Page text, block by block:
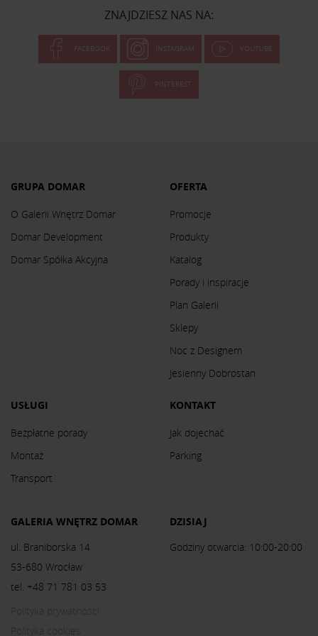
ZNAJDZIESZ NAS NA:
FACEBOOK INSTAGRAM YOUTUBE
PINTEREST
GRUPA DOMAR
O Galerii Wnętrz Domar
Domar Development
Domar Spółka Akcyjna
OFERTA
Promocje
Produkty
Katalog
Porady i inspiracje
Plan Galerii
Sklepy
Noc z Designem
Jesienny Dobrostan
USŁUGI
Bezpłatne porady
Montaż
Transport
KONTAKT
Jak dojechać
Parking
GALERIA WNĘTRZ DOMAR
ul. Braniborska 14
53-680 Wrocław
tel. +48 71 781 03 53
DZISIAJ
Godziny otwarcia: 10:00-20:00